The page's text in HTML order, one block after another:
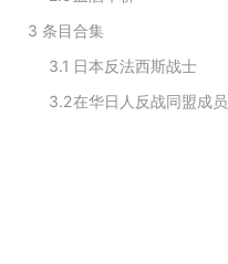
3 条目合集
3.1 日本反法西斯战士
3.2在华日人反战同盟成员